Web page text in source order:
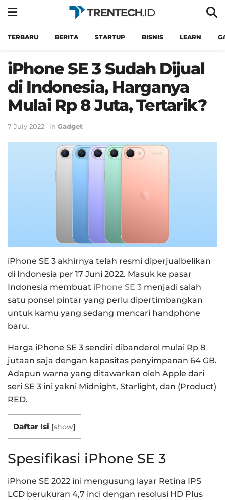
TERBARU BERITA STARTUP BISNIS LEARN
iPhone SE 3 Sudah Dijual
di Indonesia, Harganya
Mulai Rp 8 Juta, Tertarik?
7 July 2022 in Gadget
iPhone SE 3 akhirnya telah resmi diperjualbelikan
di Indonesia per 17 Juni 2022. Masuk ke pasar
Indonesia membuat iPhone SE 3 menjadi salah
satu ponsel pintar yang perlu dipertimbangkan
untuk kamu yang sedang mencari handphone
baru.
Harga iPhone SE 3 sendiri dibanderol mulai Rp 8
jutaan saja dengan kapasitas penyimpanan 64 GB.
Adapun warna yang ditawarkan oleh Apple dari
seri SE 3 ini yakni Midnight, Starlight, dan (Product)
RED.
Daftar Isi [show]
Spesifikasi iPhone SE 3
iPhone SE 2022 ini mengusung layar Retina IPS
LCD berukuran 4,7 inci dengan resolusi HD Plus